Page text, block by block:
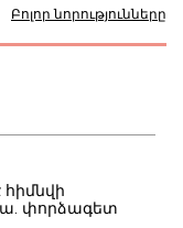
Բոլոր նորությունները
փորձագետ
կարգելվի